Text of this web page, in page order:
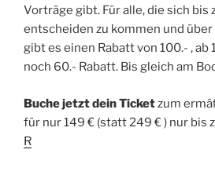
Vorträge gibt. Für alle, die sich bis
entscheiden zu kommen und
gibt es einen Rabatt von 100.- , ab
noch 60.- Rabatt. Bis gleich am
Buche jetzt dein Ticketzum
für nur 149 € (statt 249 € ) nur bis
R